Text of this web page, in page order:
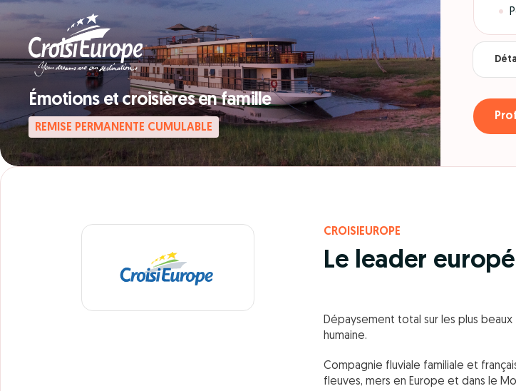
Émotions et croisières en famille
REMISE PERMANENTE CUMULABLE
CROISIEUROPE
Le leader
Dépaysement total sur les plus
humaine.
Compagnie fluviale familiale et
fleuves, mers en Europe et dans le